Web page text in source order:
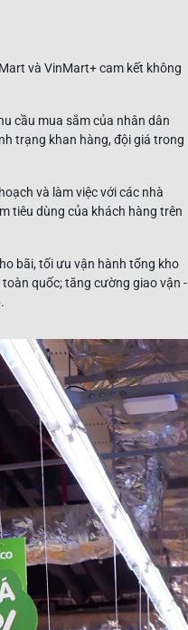
và VinMart+ cam kết không
cầu mua sắm của nhân dân
trạng khan hàng, đội giá trong
và làm việc với các nhà
tiêu dùng của khách hàng trên
bãi, tối ưu vận hành tổng kho
quốc; tăng cường giao vận -